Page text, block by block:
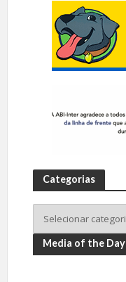
Categorias
Media of the Day